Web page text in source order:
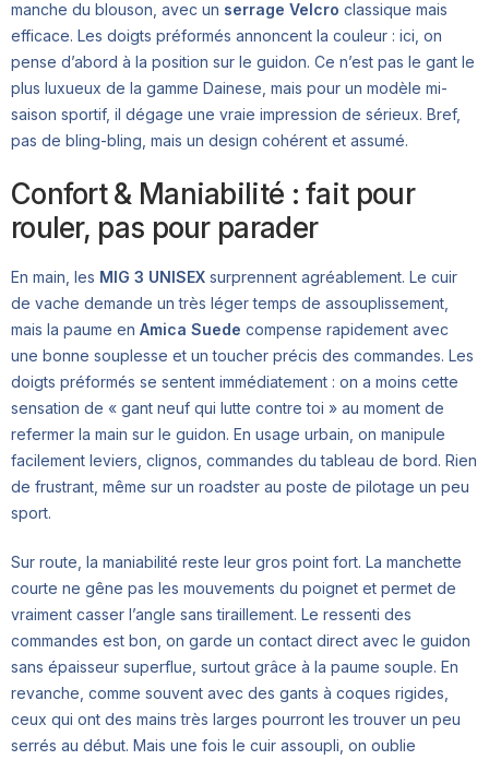
manche du blouson, avec un serrage Velcro classique mais
efficace. Les doigts préformés annoncent la couleur : ici, on
pense d’abord à la position sur le guidon. Ce n’est pas le gant le
plus luxueux de la gamme Dainese, mais pour un modèle mi-
saison sportif, il dégage une vraie impression de sérieux. Bref,
pas de bling-bling, mais un design cohérent et assumé.
Confort & Maniabilité : fait pour
rouler, pas pour parader
En main, les MIG 3 UNISEX surprennent agréablement. Le cuir
de vache demande un très léger temps de assouplissement,
mais la paume en Amica Suede compense rapidement avec
une bonne souplesse et un toucher précis des commandes. Les
doigts préformés se sentent immédiatement : on a moins cette
sensation de « gant neuf qui lutte contre toi » au moment de
refermer la main sur le guidon. En usage urbain, on manipule
facilement leviers, clignos, commandes du tableau de bord. Rien
de frustrant, même sur un roadster au poste de pilotage un peu
sport.
Sur route, la maniabilité reste leur gros point fort. La manchette
courte ne gêne pas les mouvements du poignet et permet de
vraiment casser l’angle sans tiraillement. Le ressenti des
commandes est bon, on garde un contact direct avec le guidon
sans épaisseur superflue, surtout grâce à la paume souple. En
revanche, comme souvent avec des gants à coques rigides,
ceux qui ont des mains très larges pourront les trouver un peu
serrés au début. Mais une fois le cuir assoupli, on oublie